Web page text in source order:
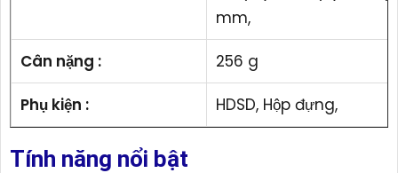
mm,
Cân nặng : 256 g
Phụ kiện : HDSD, Hộp đựng,
Tính năng nổi bật